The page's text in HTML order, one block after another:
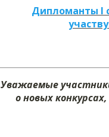
Дипломанты I
Уважаемые
о новых